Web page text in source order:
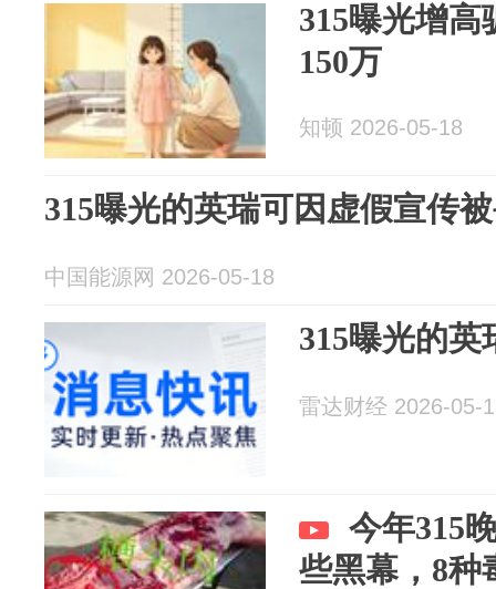
315曝光增
150万
知顿 2026-05-18
315曝光的英瑞可因虚假宣传
中国能源网 2026-05-18
315曝光的英
雷达财经 2026-05-
今年315
些黑幕，8种